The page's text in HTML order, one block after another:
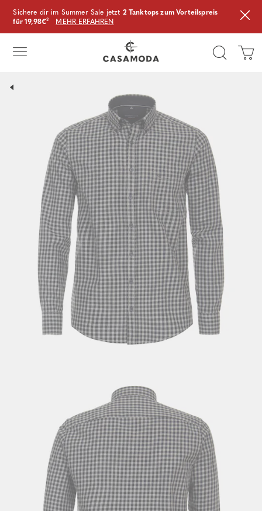
Sichere dir im Summer Sale jetzt 2 Tanktops zum Vorteilspreis
für 19,98€² MEHR ERFAHREN